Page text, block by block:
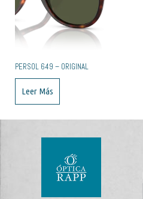
PERSOL 649 – ORIGINAL
Leer Más